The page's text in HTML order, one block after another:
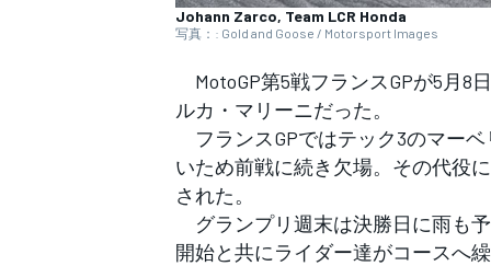
フォーミュラE
Johann Zarco, Team LCR Honda
写真：: Gold and Goose / Motorsport Images
MotoGP第5戦フランスGPが5月8
ルカ・マリーニだった。
フランスGPではテック3のマー
いため前戦に続き欠場。その代役
された。
グランプリ週末は決勝日に雨も
開始と共にライダー達がコースへ